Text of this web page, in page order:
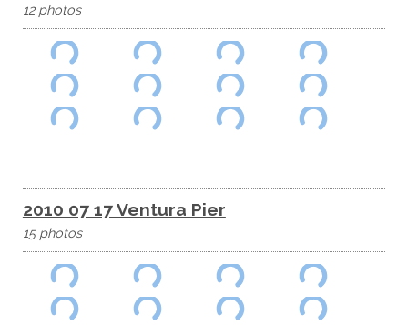
12 photos
2010 07 17 Ventura Pier
15 photos